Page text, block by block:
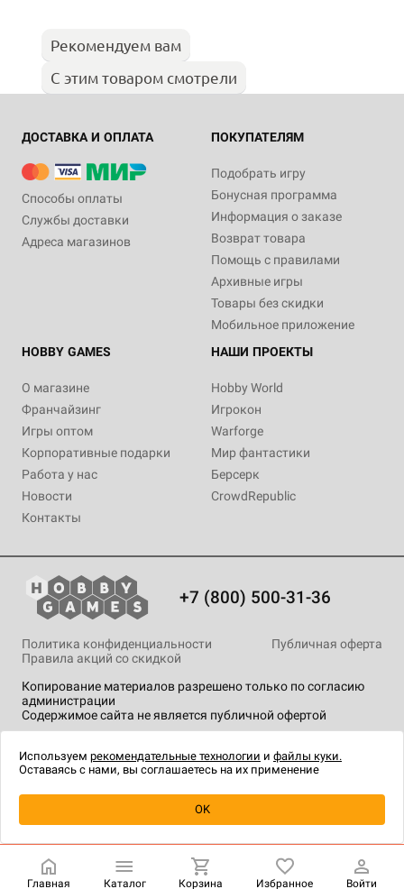
Уведомить о наличии
Рекомендуем вам
С этим товаром смотрели
ДОСТАВКА И ОПЛАТА
Способы оплаты
Службы доставки
Адреса магазинов
ПОКУПАТЕЛЯМ
Подобрать игру
Бонусная программа
Информация о заказе
Возврат товара
Помощь с правилами
Архивные игры
Товары без скидки
Мобильное приложение
HOBBY GAMES
О магазине
Франчайзинг
Игры оптом
Корпоративные подарки
Работа у нас
Новости
Контакты
НАШИ ПРОЕКТЫ
Hobby World
Игрокон
Warforge
Мир фантастики
Берсерк
CrowdRepublic
+7 (800) 500-31-36
Копирование материалов разрешено только по согласию
администрации
Содержимое сайта не является публичной офертой
Политика конфиденциальности
Публичная оферта
Правила акций со скидкой
технологии.
Главная Каталог Корзина Избранное Войти
Используем рекомендательные технологии и файлы куки.
Оставаясь с нами, вы соглашаетесь на их применение
OK